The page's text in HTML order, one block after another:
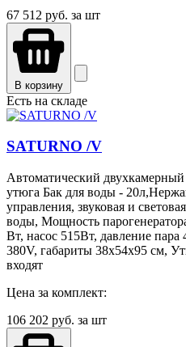
67 512 руб. за шт
В корзину
Есть на складе
SATURNO /V
Автоматический двухкамерный
утюга Бак для воды -
управления, звуковая и
воды, Мощность
Вт, насос 515Вт, давление пара
380V, габариты 38х54х95 см,
входят
Цена за комплект:
106 202 руб. за шт